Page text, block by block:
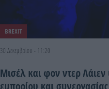
BREXIT
30 Δεκεμβρίου - 11:20
Μισέλ και φον ντερ
εμπορίου και